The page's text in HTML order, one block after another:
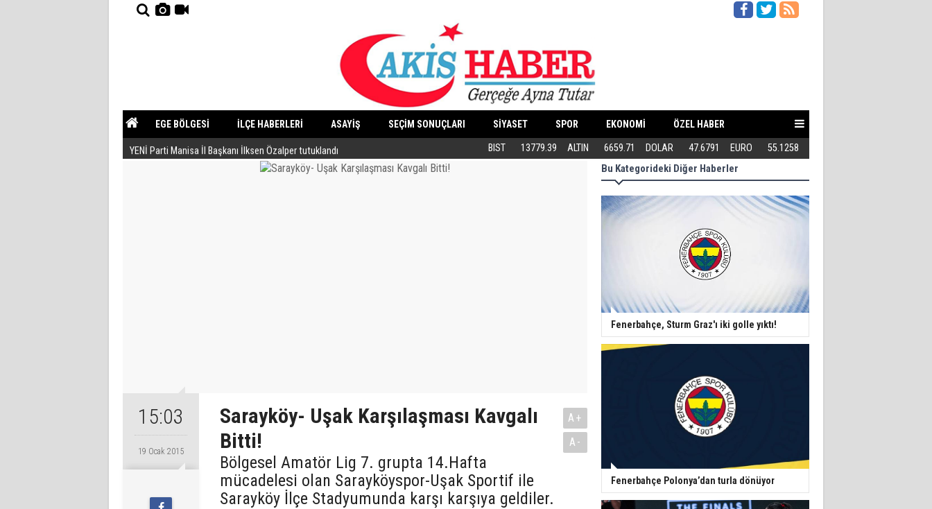
EGE BÖLGESİ İLÇE HABERLERİ ASAYİŞ SEÇİM SONUÇLARI SİYASET SPOR EKONOMİ ÖZEL HABER
YAZARLAR GÜNDEM
YENİ Parti Manisa İl Başkanı İlksen Özalper tutuklandı ABB’DEN KEDİLERE ÖZEL MERKEZ
BIST 13779.39 ALTIN 6659.71 DOLAR 47.6791 EURO 55.1258
15:03
19 Ocak 2015
Sarayköy- Uşak Karşılaşması Kavgalı
Bitti!
Bölgesel Amatör Lig 7. grupta 14.Hafta
mücadelesi olan Sarayköyspor-Uşak Sportif ile
Sarayköy İlçe Stadyumunda karşı karşıya geldiler.
A+
A-
Bu Kategorideki Diğer Haberler
Fenerbahçe, Sturm Graz'ı iki golle yıktı!
Fenerbahçe Polonya’dan turla dönüyor